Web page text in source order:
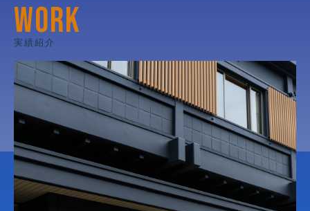
WORK
実績紹介